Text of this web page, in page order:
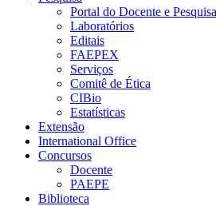
Portal do Docente e
Laboratórios
Editais
FAEPEX
Serviços
Comitê de Ética
CIBio
Estatísticas
Extensão
International Office
Concursos
Docente
PAEPE
Biblioteca